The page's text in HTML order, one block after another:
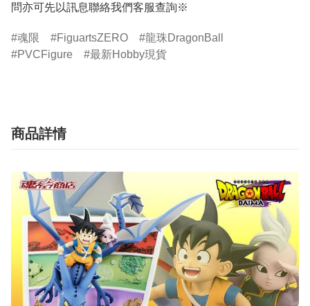
問亦可先以訊息聯絡我們客服查詢※
魂限 FiguartsZERO
龍珠DragonBall
PVCFigure
最新Hobby現貨
商品詳情